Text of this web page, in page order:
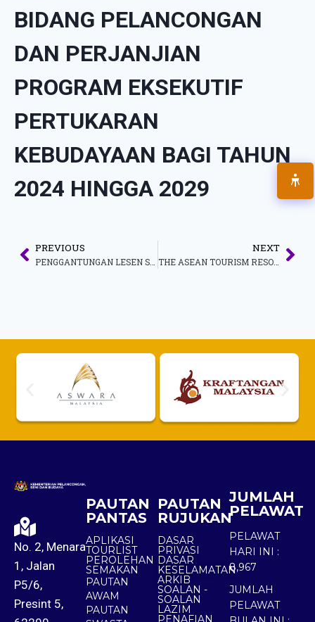
BIDANG PELANCONGAN
DAN PERJANJIAN
PROGRAM EKSEKUTIF
PERTUKARAN
KEBUDAYAAN BAGI TAHUN
2024 HINGGA 2029
PREVIOUS NEXT
THE ASEAN TOURISM RESOURCES MANAGEMENT AND DEVELOPMENT NETWORK FOR ECOTOURISM PROGRAMME 2024
No. 2, Menara
1, Jalan
P5/6,
Presint 5,
PAUTAN
PANTAS
APLIKASI
TOURLIST
PEROLEHAN
SEMAKAN
PAUTAN
AWAM
PAUTAN
PAUTAN
RUJUKAN
DASAR
PRIVASI
DASAR
KESELAMATAN
ARKIB
SOALAN -
SOALAN
LAZIM
PENAFIAN
JUMLAH
PELAWAT
PELAWAT
HARI INI :
8,967
JUMLAH
PELAWAT